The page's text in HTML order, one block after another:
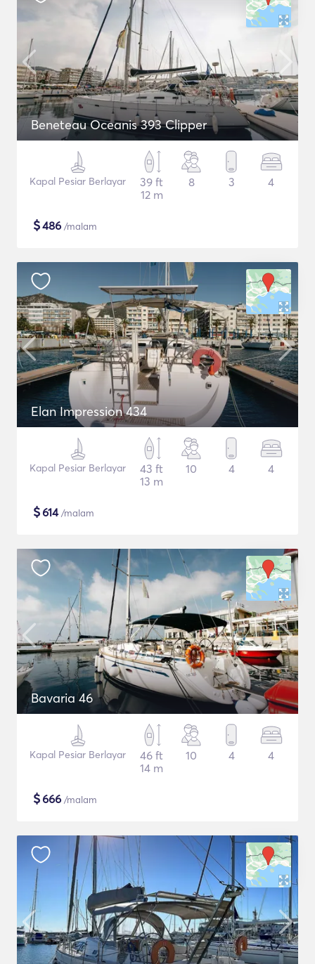
Beneteau Oceanis 393 Clipper
Kapal Pesiar Berlayar
39 ft
12 m
8 3 4
$486 /malam
Elan Impression 434
Kapal Pesiar Berlayar
43 ft
13 m
10 4 4
$614/malam
Bavaria 46
Kapal Pesiar Berlayar
46 ft
14 m
10 4 4
$666 /malam